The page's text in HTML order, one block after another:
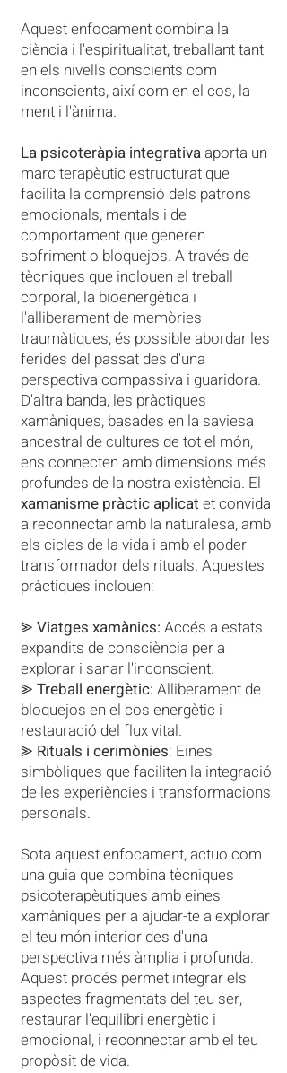
Aquest enfocament combina la
ciència i l'espiritualitat, treballant tant
en els nivells conscients com
inconscients, així com en el cos, la
ment i l'ànima.
La psicoteràpia integrativaaporta un
marc terapèutic estructurat que
facilita la comprensió dels patrons
emocionals, mentals i de
comportament que generen
sofriment o bloquejos. A través de
tècniques que inclouen el treball
corporal, la bioenergètica i
l'alliberament de memòries
traumàtiques, és possible abordar les
ferides del passat des d'una
perspectiva compassiva i guaridora.
D'altra banda, les pràctiques
xamàniques, basades en la saviesa
ancestral de cultures de tot el món,
ens connecten amb dimensions més
profundes de la nostra existència. El
xamanisme pràctic aplicat et convida
a reconnectar amb la naturalesa, amb
els cicles de la vida i amb el poder
transformador dels rituals. Aquestes
pràctiques inclouen:
⪢ Viatges xamànics: Accés a estats
expandits de consciència per a
explorar i sanar l'inconscient.
⪢ Treball energètic: Alliberament de
bloquejos en el cos energètic i
restauració del flux vital.
⪢ Rituals i cerimònies: Eines
simbòliques que faciliten la integració
de les experiències i transformacions
personals.
Sota aquest enfocament, actuo com
una guia que combina tècniques
psicoterapèutiques amb eines
xamàniques per a ajudar-te a explorar
el teu món interior des d'una
perspectiva més àmplia i profunda.
Aquest procés permet integrar els
aspectes fragmentats del teu ser,
restaurar l'equilibri energètic i
emocional, i reconnectar amb el teu
propòsit de vida.